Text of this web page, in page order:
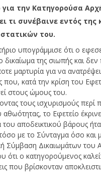
για την Κατηγορούσα
τι συνέβαινε εντός της
του.
υπογράμμισε ότι ο
δικαίωμα της σιωπής και
μαρτυρία για να
που, κατά την κρίση του
στους ώμους του.
τους ισχυρισμούς περί
αθωότητας, το Εφετείο
αποδεικτικού βάρους
με το Σύνταγμα όσο και
Σύμβαση Δικαιωμάτων του
ότι ο κατηγορούμενος
που βρίσκονταν